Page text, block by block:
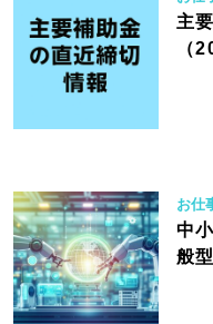
主
（
お仕
中
般